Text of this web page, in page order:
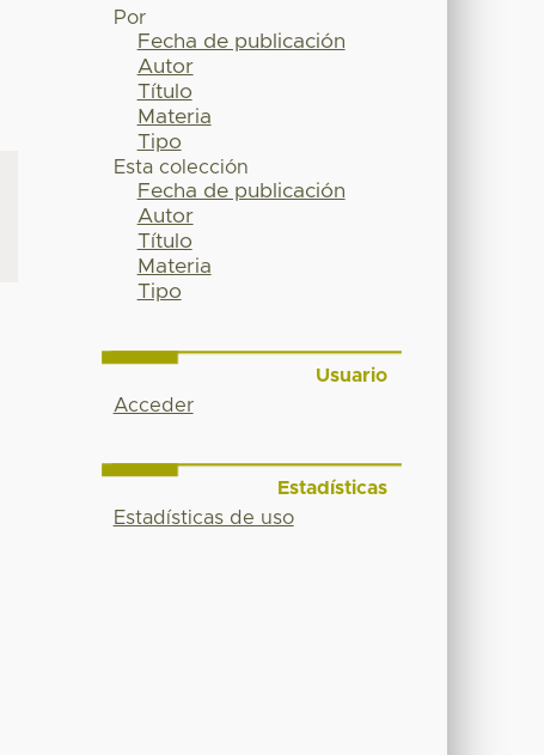
Por
Fecha de publicación
Autor
Título
Materia
Tipo
Esta colección
Fecha de publicación
Autor
Título
Materia
Tipo
Usuario
Acceder
Estadísticas
Estadísticas de uso